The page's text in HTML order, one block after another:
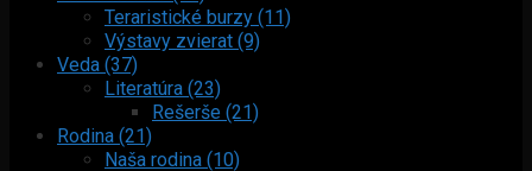
Teraristické burzy (11)
Výstavy zvierat (9)
Veda (37)
Literatúra (23)
Rešerše (21)
Rodina (21)
Naša rodina (10)